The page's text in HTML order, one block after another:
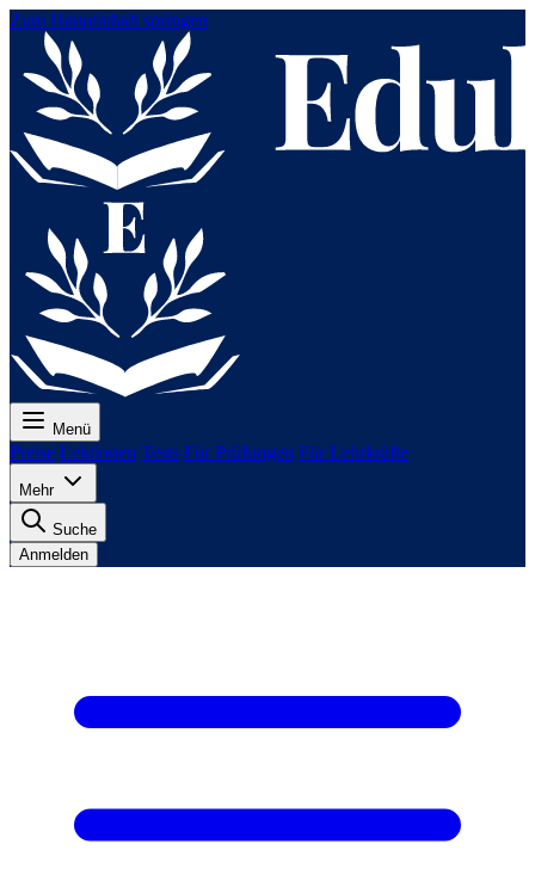
Zum Hauptinhalt springen
Menü
Preise Lektionen Tests Für Prüfungen Für Lehrkräfte
Mehr
Suche
Anmelden